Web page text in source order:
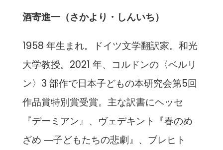
酒寄進一（さかより・しんいち）
1958 年生まれ。ドイツ文学翻訳家。和光
大学教授。2021 年、コルドンの〈ベルリ
ン〉3 部作で日本子どもの本研究会第5回
作品賞特別賞受賞。主な訳書にヘッセ
『デーミアン』、ヴェデキント『春のめ
ざめ ―子どもたちの悲劇』、ブレヒト